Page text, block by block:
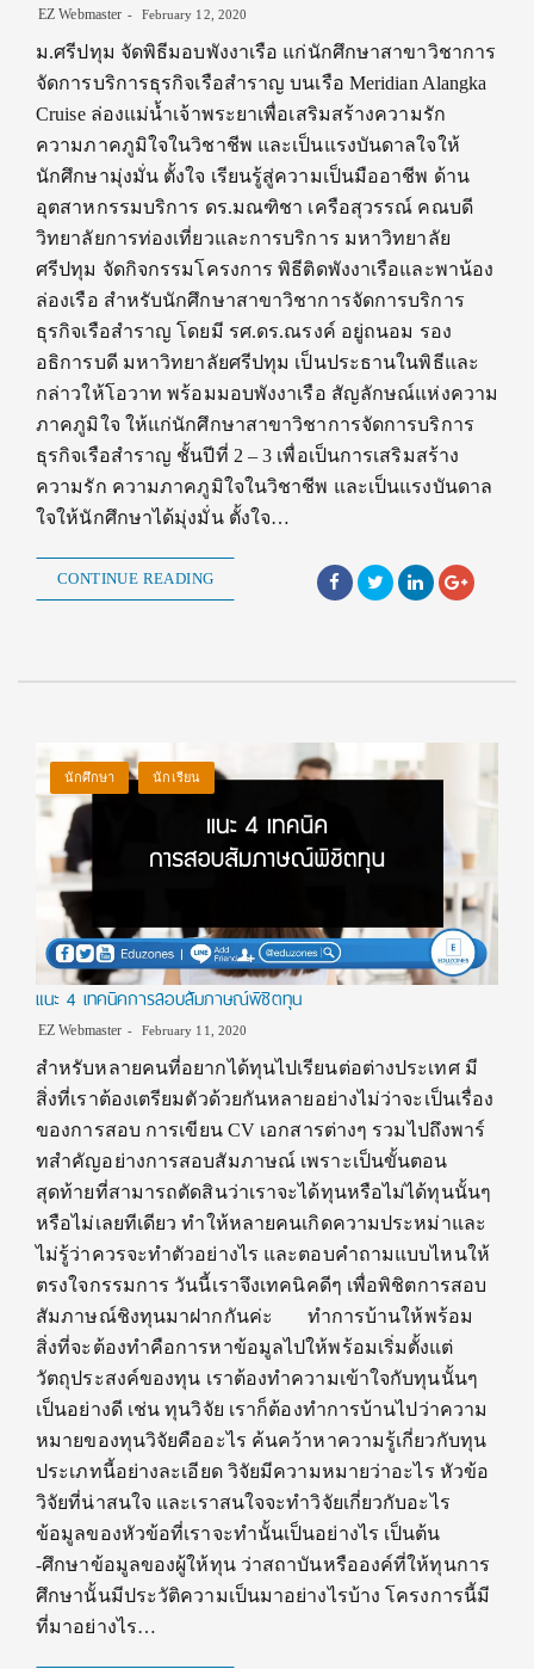
EZ Webmaster February 12, 2020
ม.ศรีปทุม จัดพิธีมอบพังงาเรือ แก่นักศึกษาสาขาวิชาการ
จัดการบริการธุรกิจเรือสำราญ บนเรือ Meridian Alangka
Cruise ล่องแม่น้ำเจ้าพระยาเพื่อเสริมสร้างความรัก
ความภาคภูมิใจในวิชาชีพ และเป็นแรงบันดาลใจให้
นักศึกษามุ่งมั่น ตั้งใจ เรียนรู้สู่ความเป็นมืออาชีพ ด้าน
อุตสาหกรรมบริการ ดร.มณฑิชา เครือสุวรรณ์ คณบดี
วิทยาลัยการท่องเที่ยวและการบริการ มหาวิทยาลัย
ศรีปทุม จัดกิจกรรมโครงการ พิธีติดพังงาเรือและพาน้อง
ล่องเรือ สำหรับนักศึกษาสาขาวิชาการจัดการบริการ
ธุรกิจเรือสำราญ โดยมี รศ.ดร.ณรงค์ อยู่ถนอม รอง
อธิการบดี มหาวิทยาลัยศรีปทุม เป็นประธานในพิธีและ
กล่าวให้โอวาท พร้อมมอบพังงาเรือ สัญลักษณ์แห่งความ
ภาคภูมิใจ ให้แก่นักศึกษาสาขาวิชาการจัดการบริการ
ธุรกิจเรือสำราญ ชั้นปีที่ 2 – 3 เพื่อเป็นการเสริมสร้าง
ความรัก ความภาคภูมิใจในวิชาชีพ และเป็นแรงบันดาล
ใจให้นักศึกษาได้มุ่งมั่น ตั้งใจ…
CONTINUE READING
นักศึกษา นักเรียน
แนะ 4 เทคนิคการสอบสัมภาษณ์พิชิตทุน
EZ Webmaster February 11, 2020
สำหรับหลายคนที่อยากได้ทุนไปเรียนต่อต่างประเทศ มี
สิ่งที่เราต้องเตรียมตัวด้วยกันหลายอย่างไม่ว่าจะเป็นเรื่อง
ของการสอบ การเขียน CV เอกสารต่างๆ รวมไปถึงพาร์
ทสำคัญอย่างการสอบสัมภาษณ์ เพราะเป็นขั้นตอน
สุดท้ายที่สามารถตัดสินว่าเราจะได้ทุนหรือไม่ได้ทุนนั้นๆ
หรือไม่เลยทีเดียว ทำให้หลายคนเกิดความประหม่าและ
ไม่รู้ว่าควรจะทำตัวอย่างไร และตอบคำถามแบบไหนให้
ตรงใจกรรมการ วันนี้เราจึงเทคนิคดีๆ เพื่อพิชิตการสอบ
สัมภาษณ์ชิงทุนมาฝากกันค่ะ ทำการบ้านให้พร้อม
สิ่งที่จะต้องทำคือการหาข้อมูลไปให้พร้อมเริ่มตั้งแต่
วัตถุประสงค์ของทุน เราต้องทำความเข้าใจกับทุนนั้นๆ
เป็นอย่างดี เช่น ทุนวิจัย เราก็ต้องทำการบ้านไปว่าความ
หมายของทุนวิจัยคืออะไร ค้นคว้าหาความรู้เกี่ยวกับทุน
ประเภทนี้อย่างละเอียด วิจัยมีความหมายว่าอะไร หัวข้อ
วิจัยที่น่าสนใจ และเราสนใจจะทำวิจัยเกี่ยวกับอะไร
ข้อมูลของหัวข้อที่เราจะทำนั้นเป็นอย่างไร เป็นต้น
-ศึกษาข้อมูลของผู้ให้ทุน ว่าสถาบันหรือองค์ที่ให้ทุนการ
ศึกษานั้นมีประวัติความเป็นมาอย่างไรบ้าง โครงการนี้มี
ที่มาอย่างไร…